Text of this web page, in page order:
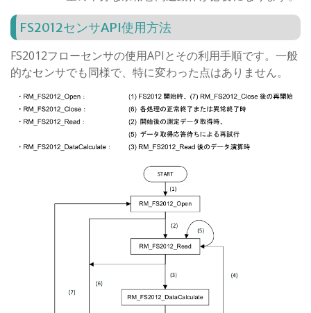
FS2012センサAPI使用方法
FS2012フローセンサの使用APIとその利用手順です。一般
的なセンサでも同様で、特に変わった点はありません。